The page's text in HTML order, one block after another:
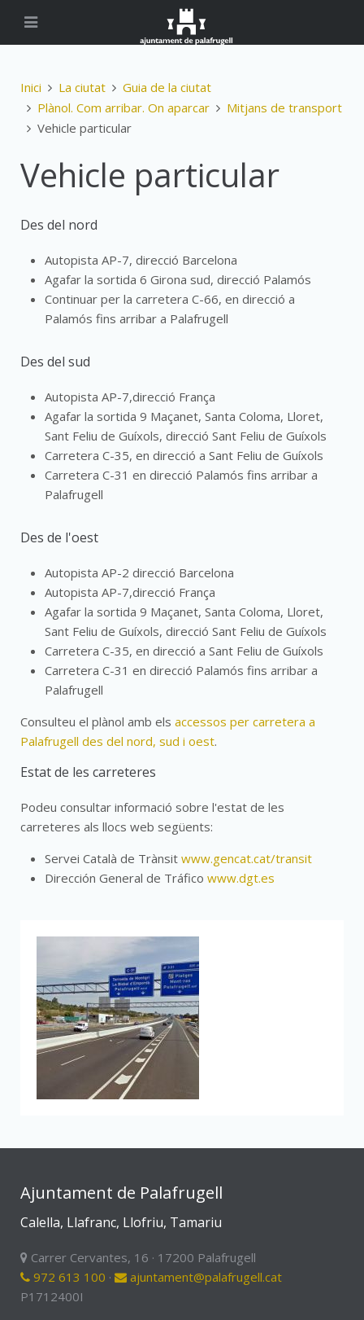
Inici La ciutat
Guia de la ciutat
Plànol. Com arribar. On aparcar
Mitjans de transport
Vehicle particular
Vehicle particular
Des del nord
Autopista AP-7, direcció Barcelona
Agafar la sortida 6 Girona sud, direcció Palamós
Continuar per la carretera C-66, en direcció a
Palamós fins arribar a Palafrugell
Des del sud
Autopista AP-7,direcció França
Agafar la sortida 9 Maçanet, Santa Coloma, Lloret,
Sant Feliu de Guíxols, direcció Sant Feliu de Guíxols
Carretera C-35, en direcció a Sant Feliu de Guíxols
Carretera C-31 en direcció Palamós fins arribar a
Palafrugell
Des de l'oest
Autopista AP-2 direcció Barcelona
Autopista AP-7,direcció França
Agafar la sortida 9 Maçanet, Santa Coloma, Lloret,
Sant Feliu de Guíxols, direcció Sant Feliu de Guíxols
Carretera C-35, en direcció a Sant Feliu de Guíxols
Carretera C-31 en direcció Palamós fins arribar a
Palafrugell
Consulteu el plànol amb els accessos per carretera a
Palafrugell des del nord, sud i oest.
Estat de les carreteres
Podeu consultar informació sobre l'estat de les
carreteres als llocs web següents:
Servei Català de Trànsit www.gencat.cat/transit
Dirección General de Tráfico www.dgt.es
Ajuntament de Palafrugell
Calella, Llafranc, Llofriu, Tamariu
Carrer Cervantes, 16 · 17200 Palafrugell
972 613 100 ·
ajuntament@palafrugell.cat
P1712400I